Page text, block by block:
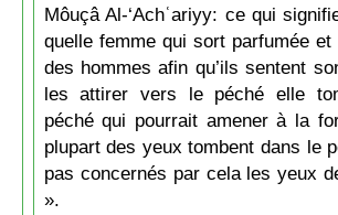
Môuçâ Al-‘Achʿariyy: ce qui
quelle femme qui sort parfumée et
des hommes afin qu’ils sentent
les attirer vers le péché elle
péché qui pourrait amener à la
plupart des yeux tombent dans le
pas concernés par cela les yeux
».